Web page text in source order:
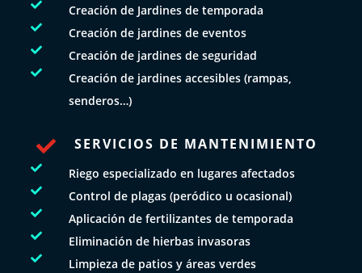
 Creación de Jardines de temporada
 Creación de jardines de eventos
 Creación de jardines de seguridad

Creación de jardines accesibles (rampas,
senderos…)
 SERVICIOS DE MANTENIMIENTO
 Riego especializado en lugares afectados
 Control de plagas (peródico u ocasional)
 Aplicación de fertilizantes de temporada
 Eliminación de hierbas invasoras
 Limpieza de patios y áreas verdes